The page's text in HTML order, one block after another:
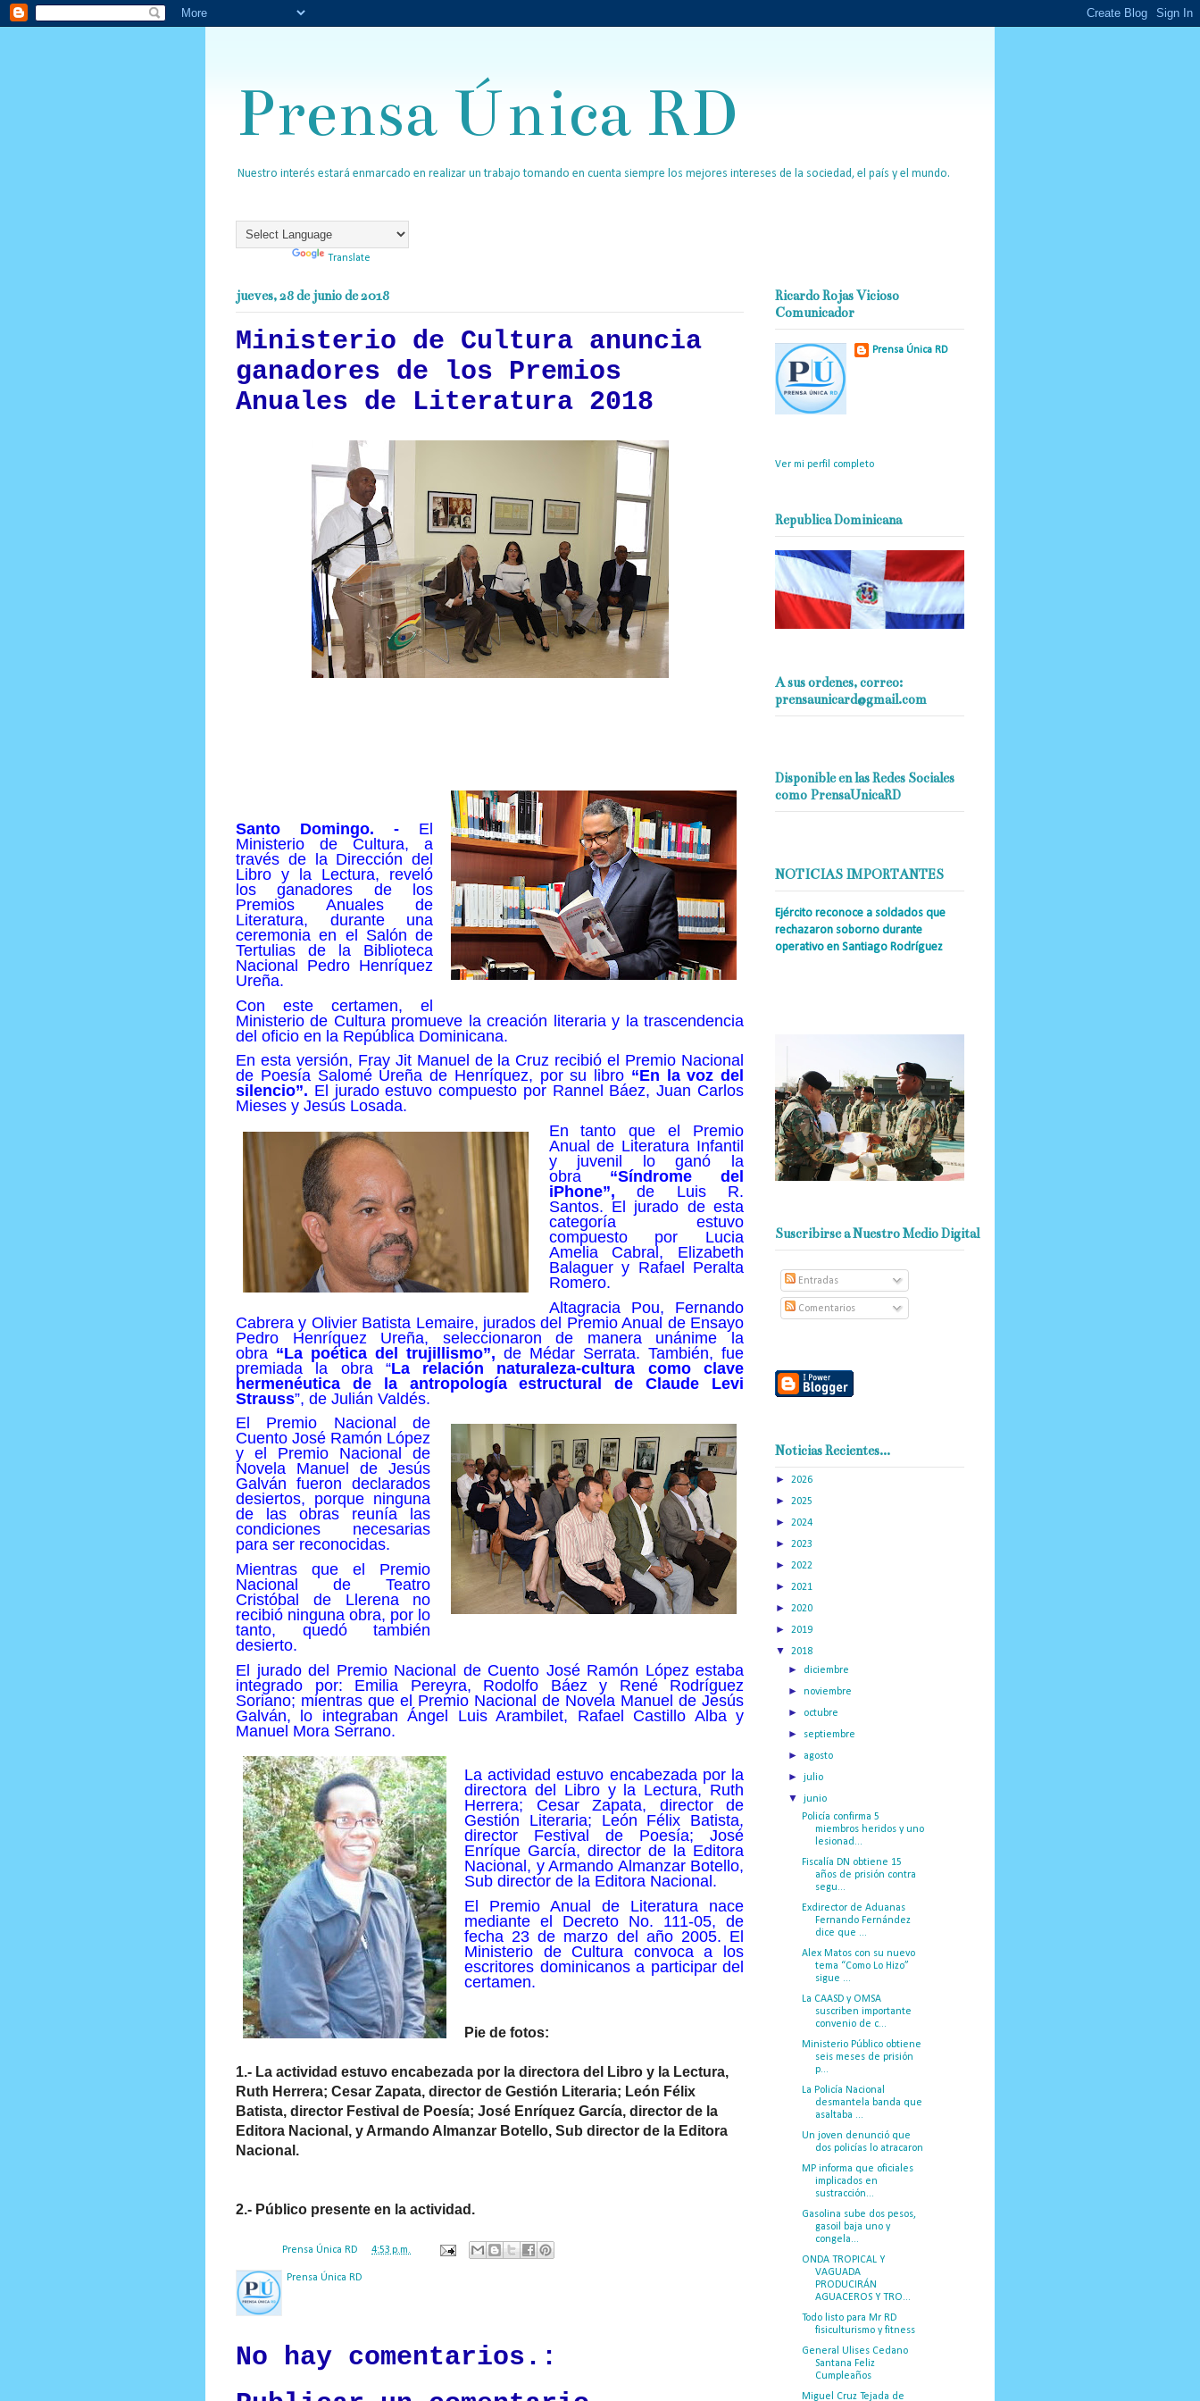
Prensa Única RD
Nuestro interés estará enmarcado en realizar un trabajo tomando en cuenta siempre los mejores intereses de la sociedad, el país y el mundo.
Translate
jueves, 28 de junio de 2018
Ministerio de Cultura anuncia
ganadores de los Premios
Anuales de Literatura 2018
Santo Domingo. - El
Ministerio de Cultura, a
través de la Dirección del
Libro y la Lectura, reveló
los ganadores de los
Premios Anuales de
Literatura, durante una
ceremonia en el Salón de
Tertulias de la Biblioteca
Nacional Pedro Henríquez
Ureña.
Con este certamen, el
Ministerio de Cultura promueve la creación literaria y la trascendencia
del oficio en la República Dominicana.
En esta versión, Fray Jit Manuel de la Cruz recibió el Premio Nacional
de Poesía Salomé Ureña de Henríquez, por su libro “En la voz del
silencio”. El jurado estuvo compuesto por Rannel Báez, Juan Carlos
Mieses y Jesús Losada.
En tanto que el Premio
Anual de Literatura Infantil
y juvenil lo ganó la
obra “Síndrome del
iPhone”, de Luis R.
Santos. El jurado de esta
categoría estuvo
compuesto por Lucia
Amelia Cabral, Elizabeth
Balaguer y Rafael Peralta
Romero.
Altagracia Pou, Fernando
Cabrera y Olivier Batista Lemaire, jurados del Premio Anual de Ensayo
Pedro Henríquez Ureña, seleccionaron de manera unánime la
obra “La poética del trujillismo”, de Médar Serrata. También, fue
premiada la obra “La relación naturaleza-cultura como clave
hermenéutica de la antropología estructural de Claude Levi
Strauss”, de Julián Valdés.
El Premio Nacional de
Cuento José Ramón López
y el Premio Nacional de
Novela Manuel de Jesús
Galván fueron declarados
desiertos, porque ninguna
de las obras reunía las
condiciones necesarias
para ser reconocidas.
Mientras que el Premio
Nacional de Teatro
Cristóbal de Llerena no
recibió ninguna obra, por lo
tanto, quedó también
desierto.
El jurado del Premio Nacional de Cuento José Ramón López estaba
integrado por: Emilia Pereyra, Rodolfo Báez y René Rodríguez
Soriano; mientras que el Premio Nacional de Novela Manuel de Jesús
Galván, lo integraban Ángel Luis Arambilet, Rafael Castillo Alba y
Manuel Mora Serrano.
La actividad estuvo encabezada por la
directora del Libro y la Lectura, Ruth
Herrera; Cesar Zapata, director de
Gestión Literaria; León Félix Batista,
director Festival de Poesía; José
Enríque García, director de la Editora
Nacional, y Armando Almanzar Botello,
Sub director de la Editora Nacional.
El Premio Anual de Literatura nace
mediante el Decreto No. 111-05, de
fecha 23 de marzo del año 2005. El
Ministerio de Cultura convoca a los
escritores dominicanos a participar del
certamen.
Pie de fotos:
1.- La actividad estuvo encabezada por la directora del Libro y la Lectura,
Ruth Herrera; Cesar Zapata, director de Gestión Literaria; León Félix
Batista, director Festival de Poesía; José Enríquez García, director de la
Editora Nacional, y Armando Almanzar Botello, Sub director de la Editora
Nacional.
2.- Público presente en la actividad.
Prensa Única RD 4:53 p.m.
Prensa Única RD
No hay comentarios.:
Ricardo Rojas Vicioso
Comunicador
Prensa Única RD
Ver mi perfil completo
Republica Dominicana
A sus ordenes, correo:
prensaunicard@gmail.com
Disponible en las Redes Sociales
como PrensaUnicaRD
NOTICIAS IMPORTANTES
Ejército reconoce a soldados que
rechazaron soborno durante
operativo en Santiago Rodríguez
Suscribirse a Nuestro Medio Digital
Entradas
Comentarios
Noticias Recientes...
► 2026
► 2025
► 2024
► 2023
► 2022
► 2021
► 2020
► 2019
▼ 2018
► diciembre
►noviembre
► octubre
► septiembre
► agosto
►julio
▼junio
Policía confirma 5
miembros heridos y uno
lesionad...
Fiscalía DN obtiene 15
años de prisión contra
segu...
Exdirector de Aduanas
Fernando Fernández
dice que ...
Alex Matos con su nuevo
tema “Como Lo Hizo”
sigue ...
La CAASD y OMSA
suscriben importante
convenio de c...
Ministerio Público obtiene
seis meses de prisión
p...
La Policía Nacional
desmantela banda que
asaltaba ...
Un joven denunció que
dos policías lo atracaron
MP informa que oficiales
implicados en
sustracción...
Gasolina sube dos pesos,
gasoil baja uno y
congela...
ONDA TROPICAL Y
VAGUADA
PRODUCIRÁN
AGUACEROS Y TRO...
Todo listo para Mr RD
fisiculturismo y fitness
General Ulises Cedano
Santana Feliz
Cumpleaños
Miguel Cruz Tejada de